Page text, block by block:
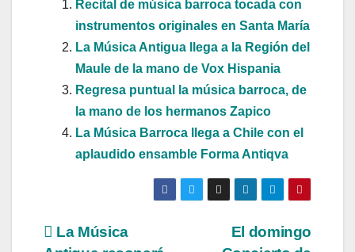
Recital de música barroca tocada con
instrumentos originales en Santa María
La Música Antigua llega a la Región del
Maule de la mano de Vox Hispania
Regresa puntual la música barroca, de
la mano de los hermanos Zapico
La Música Barroca llega a Chile con el
aplaudido ensamble Forma Antiqva
Navegación
El domingo
La Música